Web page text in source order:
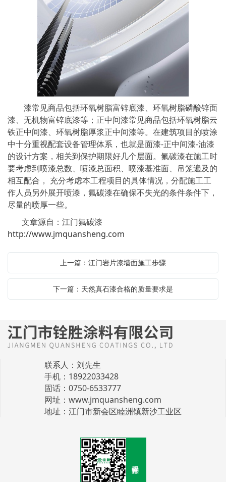
漆常见商品包括环氧树脂富锌底漆、环氧树脂磷酸锌面
漆、无机物富锌底漆等；正中间漆常见商品包括环氧树脂云
铁正中间漆、环氧树脂厚浆正中间漆等。在建筑项目的喷涂
中十分重视配套设备管理体系，也就是面漆-正中间漆-油漆
的设计方案，相关到保护期限好几个层面。氟碳漆在施工时
要考虑到喷漆总数、喷漆总面积、喷漆基准面、吊笼遍及的
相互配合， 充分考虑本工程项目的具体情况，分配施工工
作人员另外展开喷漆，氟碳漆在确保不失光的条件条件下，
尽量的喷厚一些。
文章源自：江门氟碳漆
http://www.jmquansheng.com
上一篇：江门岩片漆墙面施工步骤
下一篇：天然真石漆合格的质量要求是
联系人：刘先生
手机：18922033428
固话：0750-6533777
网址： www.jmquansheng.com
地址：江门市新会区睦洲镇新沙工业区